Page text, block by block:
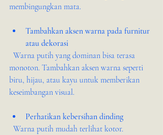
membingungkan mata.
Tambahkan aksen warna pada furnitur
atau dekorasi
monoton. Tambahkan aksen warna seperti
biru, hijau, atau kayu untuk memberikan
keseimbangan visual.
Perhatikan kebersihan dinding